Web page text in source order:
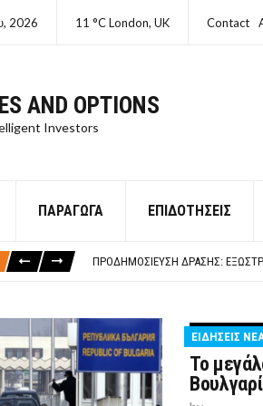
2026 11 °C London, UK Contact
AND OPTIONS
Investors
ΠΑΡΆΓΩΓΑ ΕΠΙΔΟΤΉΣΕΙΣ
ΠΡΟΔΗΜΟΣΊΕΥΣΗ ΔΡΆΣΗΣ:
ΤΙ ΕΊΝΑΙ ΧΡΉΜΑ ΚΕΦΑΛΑΙΟ 8Ο
ΤΑΜΕΊΟ ΜΙΚΡΟΠΙΣΤΏΣΕΩΝ ΣΥΧΝΈΣ
ΕΙΔΗΣΕΙΣ
Το